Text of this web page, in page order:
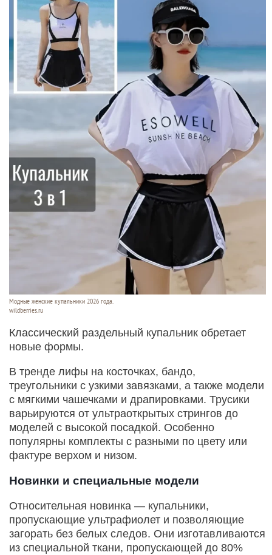
Модные женские купальники 2026 года.
wildberries.ru
Классический раздельный купальник обретает
новые формы.
В тренде лифы на косточках, бандо,
треугольники с узкими завязками, а также модели
с мягкими чашечками и драпировками. Трусики
варьируются от ультраоткрытых стрингов до
моделей с высокой посадкой. Особенно
популярны комплекты с разными по цвету или
фактуре верхом и низом.
Новинки и специальные модели
Относительная новинка — купальники,
пропускающие ультрафиолет и позволяющие
загорать без белых следов. Они изготавливаются
из специальной ткани, пропускающей до 80%